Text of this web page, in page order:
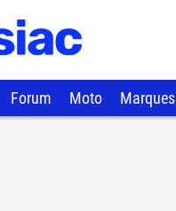
Forum Moto Marques